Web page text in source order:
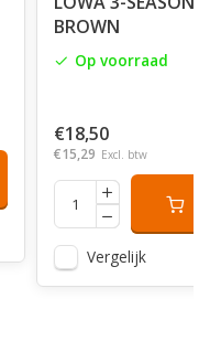
BROWN
Op voorraad
€18,50
€15,29 Excl. btw
Vergelijk